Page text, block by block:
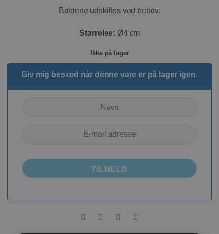
Boldene udskiftes ved behov.
Størrelse: Ø4 cm
Ikke på lager
Giv mig besked når denne vare er på lager igen.
TILMELD